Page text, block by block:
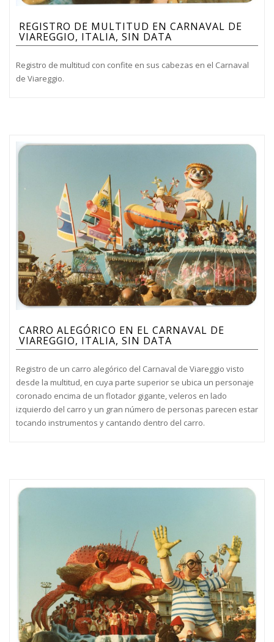
REGISTRO DE MULTITUD EN CARNAVAL DE
VIAREGGIO, ITALIA, SIN DATA
Registro de multitud con confite en sus cabezas en el Carnaval
de Viareggio.
CARRO ALEGÓRICO EN EL CARNAVAL DE
VIAREGGIO, ITALIA, SIN DATA
Registro de un carro alegórico del Carnaval de Viareggio visto
desde la multitud, en cuya parte superior se ubica un personaje
coronado encima de un flotador gigante, veleros en lado
izquierdo del carro y un gran número de personas parecen estar
tocando instrumentos y cantando dentro del carro.